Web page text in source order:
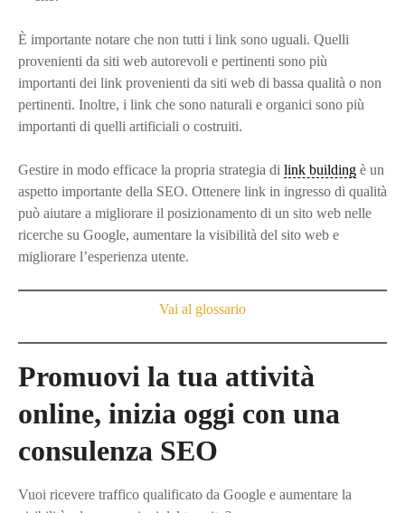
È importante notare che non tutti i link sono uguali. Quelli
provenienti da siti web autorevoli e pertinenti sono più
importanti dei link provenienti da siti web di bassa qualità o non
pertinenti. Inoltre, i link che sono naturali e organici sono più
importanti di quelli artificiali o costruiti.
Gestire in modo efficace la propria strategia di link building è un
aspetto importante della SEO. Ottenere link in ingresso di qualità
può aiutare a migliorare il posizionamento di un sito web nelle
ricerche su Google, aumentare la visibilità del sito web e
migliorare l’esperienza utente.
Vai al glossario
Promuovi la tua attività
online, inizia oggi con una
consulenza SEO
Vuoi ricevere traffico qualificato da Google e aumentare la